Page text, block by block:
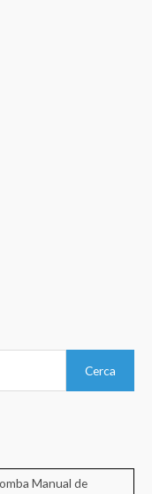
Cerca
Manual de